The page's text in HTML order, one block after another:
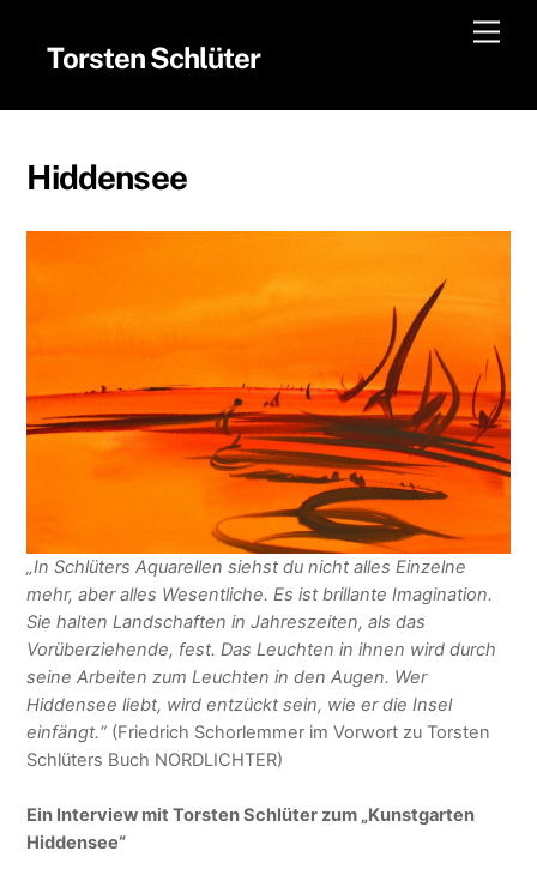
contentTorsten Schlüter
Hiddensee
„In Schlüters Aquarellen siehst du nicht alles Einzelne
mehr, aber alles Wesentliche. Es ist brillante Imagination.
Sie halten Landschaften in Jahreszeiten, als das
Vorüberziehende, fest. Das Leuchten in ihnen wird durch
seine Arbeiten zum Leuchten in den Augen. Wer
Hiddensee liebt, wird entzückt sein, wie er die Insel
einfängt.“ (Friedrich Schorlemmer im Vorwort zu Torsten
Schlüters Buch NORDLICHTER)
Ein Interview mit Torsten Schlüter zum „Kunstgarten
Hiddensee“